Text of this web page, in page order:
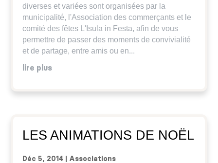
diverses et variées sont organisées par la
municipalité, l'Association des commerçants et le
comité des fêtes L'Isula in Festa, afin de vous
permettre de passer des moments de convivialité
et de partage, entre amis ou en...
lire plus
LES ANIMATIONS DE NOËL
Déc 5, 2014 Associations